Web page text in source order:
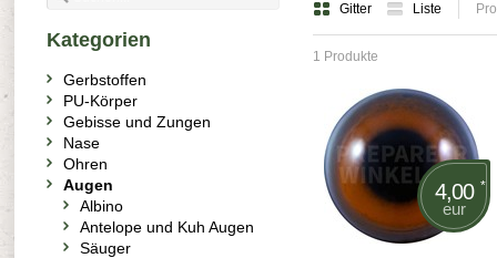
Gitter Liste
1 Produkte
4,00 *
eur
Kategorien
Gerbstoffen
PU-Körper
Gebisse und Zungen
Nase
Ohren
Augen
Albino
Antelope und Kuh Augen
Säuger